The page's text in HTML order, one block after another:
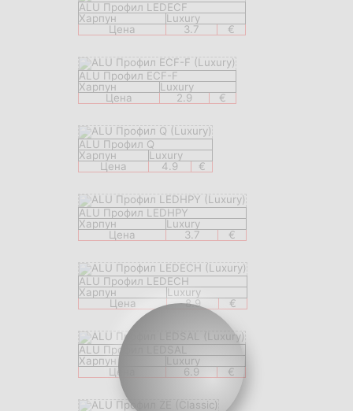
ALU Профил LEDECF
Харпун
Luxury
Цена
3.7 €
ALU Профил ECF-F
Харпун
Luxury
Цена
2.9 €
ALU Профил Q
Харпун
Luxury
Цена
4.9 €
ALU Профил LEDHPY
Харпун
Luxury
Цена
3.7 €
ALU Профил LEDECH
Харпун
Luxury
Цена
8.9 €
ALU Профил LEDSAL
Харпун
Luxury
Цена
6.9 €